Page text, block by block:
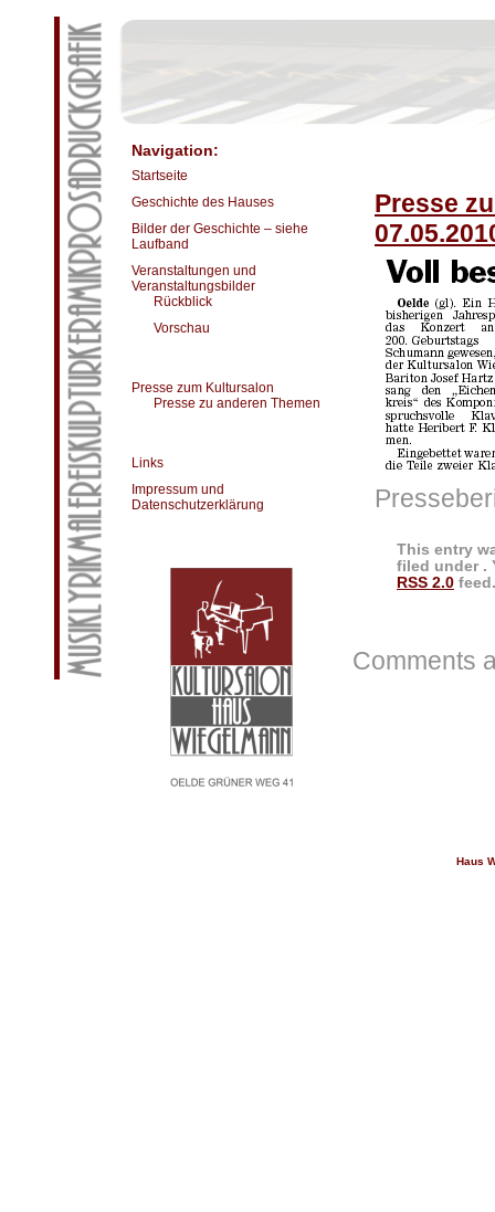
Presse
This entry
filed under .
RSS 2.0
Comments
Navigation:
Startseite
Geschichte des Hauses
Bilder der Geschichte – siehe
Laufband
Veranstaltungen und
Veranstaltungsbilder
Rückblick
Vorschau
Presse zum Kultursalon
Presse zu anderen Themen
Links
Impressum und
Datenschutzerklärung
Haus